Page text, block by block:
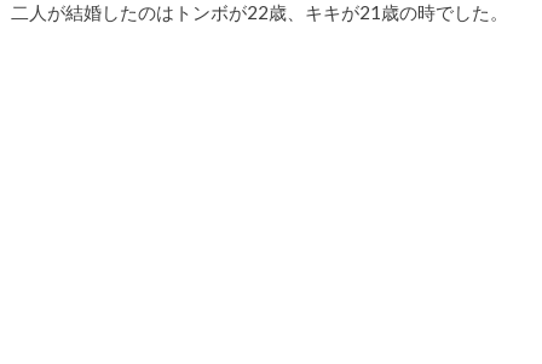
二人が結婚したのはトンボが22歳、キキが21歳の時でした。